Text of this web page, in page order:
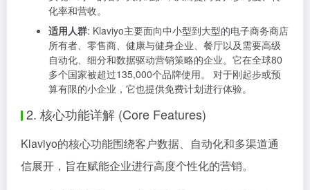
化率和营收。
适用人群: Klaviyo主要面向中小型到大型的电子商务商店
所有者、零售商、健康与健身企业、餐厅以及需要高级
自动化、细分和数据驱动营销策略的企业。它在全球80
多个国家被超过135,000个品牌使用。 对于刚起步或预
算有限的小企业，它也提供免费计划进行体验。
2. 核心功能详解 (Core Features)
Klaviyo的核心功能围绕客户数据、自动化和多渠道通
信展开，旨在赋能企业进行高度个性化的营销。